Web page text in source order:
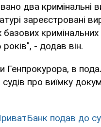
два кримінальні
зареєстровані
базових
- додав він.
Генпрокурора, в
про виїмку
подав до